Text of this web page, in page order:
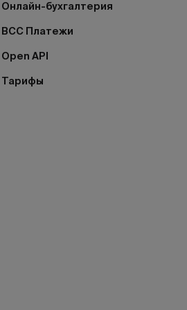
Онлайн-бухгалтерия
BCC Платежи
Open API
Тарифы